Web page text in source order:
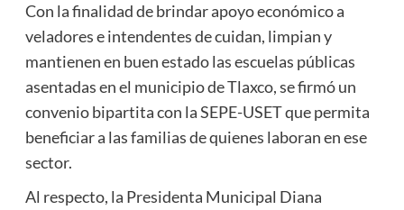
Con la finalidad de brindar apoyo económico a
veladores e intendentes de cuidan, limpian y
mantienen en buen estado las escuelas públicas
asentadas en el municipio de Tlaxco, se firmó un
convenio bipartita con la SEPE-USET que permita
beneficiar a las familias de quienes laboran en ese
sector.
Al respecto, la Presidenta Municipal Diana